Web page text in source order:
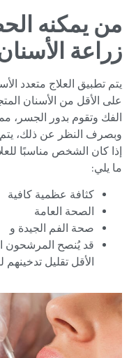
من يمكنه
زراعة
يتم تطبيق العلاج متعدد
على الأقل من الأسنان
الفك وتقوم بدور الجسر،
وبصرف النظر عن ذلك، يتم
إذا كان الشخص مناسبًا
ما يلي:
كثافة عظمية كافية
الصحة العامة
صحة الفم الجيدة و
قد يُنصح المرشحون
الأقل تقليل